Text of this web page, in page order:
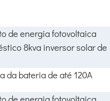
da bateria de até 120A